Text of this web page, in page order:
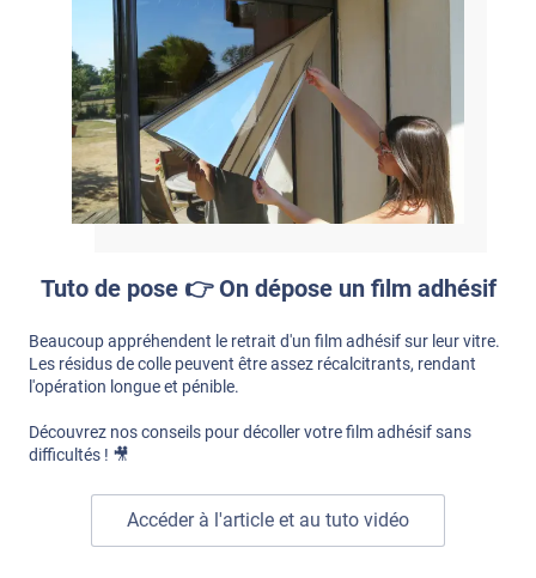
Tuto de pose 👉 On dépose un film adhésif
Beaucoup appréhendent le retrait d'un film adhésif sur leur vitre.
Les résidus de colle peuvent être assez récalcitrants, rendant
l'opération longue et pénible.
Découvrez nos conseils pour décoller votre film adhésif sans
difficultés ! 🎥
Accéder à l'article et au tuto vidéo